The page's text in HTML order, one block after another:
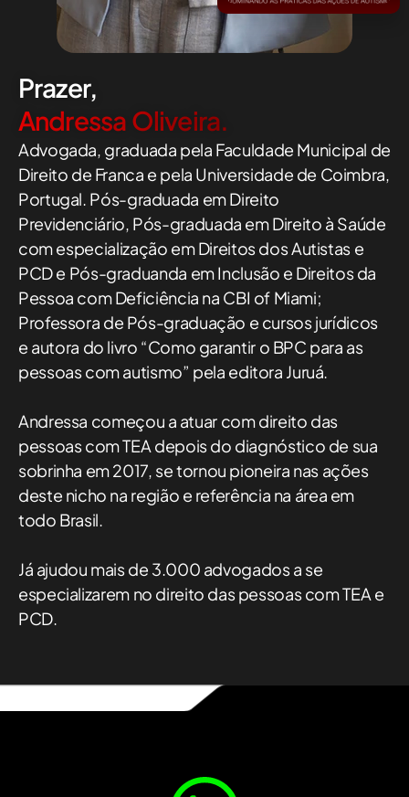
Prazer,
Andressa Oliveira.
Advogada, graduada pela Faculdade Municipal de
Direito de Franca e pela Universidade de Coimbra,
Portugal. Pós-graduada em Direito
Previdenciário, Pós-graduada em Direito à Saúde
com especialização em Direitos dos Autistas e
PCD e Pós-graduanda em Inclusão e Direitos da
Pessoa com Deficiência na CBI of Miami;
Professora de Pós-graduação e cursos jurídicos
e autora do livro “Como garantir o BPC para as
pessoas com autismo” pela editora Juruá.
Andressa começou a atuar com direito das
pessoas com TEA depois do diagnóstico de sua
sobrinha em 2017, se tornou pioneira nas ações
deste nicho na região e referência na área em
todo Brasil.
Já ajudou mais de 3.000 advogados a se
especializarem no direito das pessoas com TEA e
PCD.